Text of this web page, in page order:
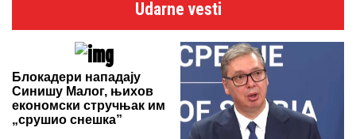
Udarne vesti
Блокадери нападају
Синишу Малог, њихов
економски стручњак им
„срушио снешка”